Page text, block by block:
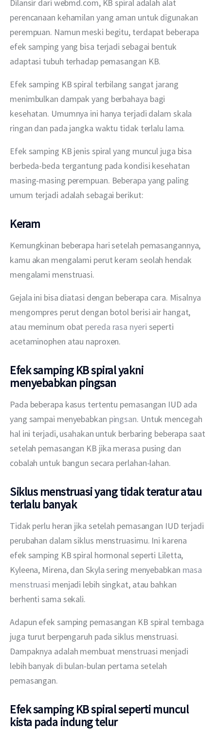
Dilansir dari webmd.com, KB spiral adalah alat
perencanaan kehamilan yang aman untuk digunakan
perempuan. Namun meski begitu, terdapat beberapa
efek samping yang bisa terjadi sebagai bentuk
adaptasi tubuh terhadap pemasangan KB.
Efek samping KB spiral terbilang sangat jarang
menimbulkan dampak yang berbahaya bagi
kesehatan. Umumnya ini hanya terjadi dalam skala
ringan dan pada jangka waktu tidak terlalu lama.
Efek samping KB jenis spiral yang muncul juga bisa
berbeda-beda tergantung pada kondisi kesehatan
masing-masing perempuan. Beberapa yang paling
umum terjadi adalah sebagai berikut:
Keram
Kemungkinan beberapa hari setelah pemasangannya,
kamu akan mengalami perut keram seolah hendak
mengalami menstruasi.
Gejala ini bisa diatasi dengan beberapa cara. Misalnya
mengompres perut dengan botol berisi air hangat,
atau meminum obat pereda rasa nyeri seperti
acetaminophen atau naproxen.
Efek samping KB spiral yakni
menyebabkan pingsan
Pada beberapa kasus tertentu pemasangan IUD ada
yang sampai menyebabkan pingsan. Untuk mencegah
hal ini terjadi, usahakan untuk berbaring beberapa saat
setelah pemasangan KB jika merasa pusing dan
cobalah untuk bangun secara perlahan-lahan.
Siklus menstruasi yang tidak teratur atau
terlalu banyak
Tidak perlu heran jika setelah pemasangan IUD terjadi
perubahan dalam siklus menstruasimu. Ini karena
efek samping KB spiral hormonal seperti Liletta,
Kyleena, Mirena, dan Skyla sering menyebabkan masa
menstruasi menjadi lebih singkat, atau bahkan
berhenti sama sekali.
Adapun efek samping pemasangan KB spiral tembaga
juga turut berpengaruh pada siklus menstruasi.
Dampaknya adalah membuat menstruasi menjadi
lebih banyak di bulan-bulan pertama setelah
pemasangan.
Efek samping KB spiral seperti muncul
kista pada indung telur